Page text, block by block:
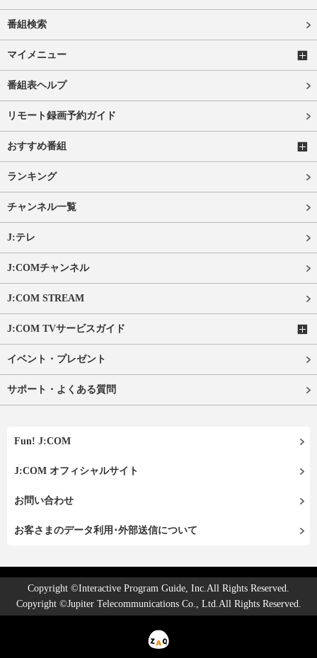
番組検索
マイメニュー
番組表ヘルプ
リモート録画予約ガイド
おすすめ番組
ランキング
チャンネル一覧
J:テレ
J:COMチャンネル
J:COM STREAM
J:COM TVサービスガイド
イベント・プレゼント
サポート・よくある質問
Fun! J:COM
J:COM オフィシャルサイト
お問い合わせ
お客さまのデータ利用･外部送信について
Copyright ©Interactive Program Guide, Inc.All Rights Reserved.
Copyright ©Jupiter Telecommunications Co., Ltd.All Rights Reserved.